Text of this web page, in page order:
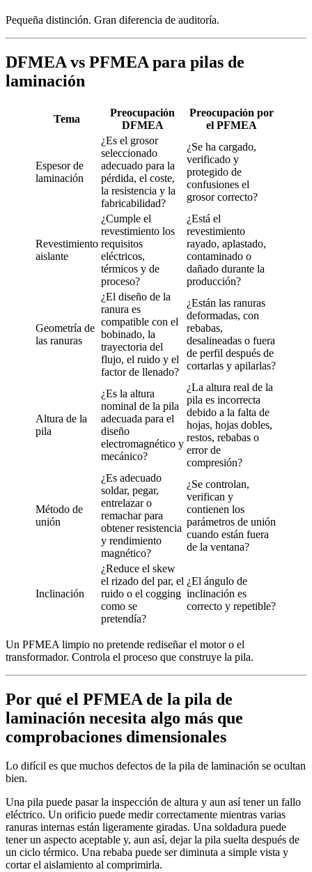
Pequeña distinción. Gran diferencia de auditoría.
DFMEA vs PFMEA para pilas de
laminación
Tema
Preocupación
DFMEA
Preocupación por
el PFMEA
Espesor de
laminación
¿Es el grosor
seleccionado
adecuado para la
pérdida, el coste,
la resistencia y la
fabricabilidad?
¿Se ha cargado,
verificado y
protegido de
confusiones el
grosor correcto?
Revestimiento
aislante
¿Cumple el
revestimiento los
requisitos
eléctricos,
térmicos y de
proceso?
¿Está el
revestimiento
rayado, aplastado,
contaminado o
dañado durante la
producción?
Geometría de
las ranuras
¿El diseño de la
ranura es
compatible con el
bobinado, la
trayectoria del
flujo, el ruido y el
factor de llenado?
¿Están las ranuras
deformadas, con
rebabas,
desalineadas o fuera
de perfil después de
cortarlas y apilarlas?
Altura de la
pila
¿Es la altura
nominal de la pila
adecuada para el
diseño
electromagnético y
mecánico?
¿La altura real de la
pila es incorrecta
debido a la falta de
hojas, hojas dobles,
restos, rebabas o
error de
compresión?
Método de
unión
¿Es adecuado
soldar, pegar,
entrelazar o
remachar para
obtener resistencia
y rendimiento
magnético?
¿Se controlan,
verifican y
contienen los
parámetros de unión
cuando están fuera
de la ventana?
Inclinación
¿Reduce el skew
el rizado del par, el
ruido o el cogging
como se
pretendía?
¿El ángulo de
inclinación es
correcto y repetible?
Un PFMEA limpio no pretende rediseñar el motor o el
transformador. Controla el proceso que construye la pila.
Por qué el PFMEA de la pila de
laminación necesita algo más que
comprobaciones dimensionales
Lo difícil es que muchos defectos de la pila de laminación se ocultan
bien.
Una pila puede pasar la inspección de altura y aun así tener un fallo
eléctrico. Un orificio puede medir correctamente mientras varias
ranuras internas están ligeramente giradas. Una soldadura puede
tener un aspecto aceptable y, aun así, dejar la pila suelta después de
un ciclo térmico. Una rebaba puede ser diminuta a simple vista y
cortar el aislamiento al comprimirla.